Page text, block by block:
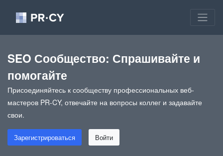
SEO Сообщество: Спрашивайте и
помогайте
Присоединяйтесь к сообществу профессиональных веб-
мастеров PR-CY, отвечайте на вопросы коллег и задавайте
свои.
Зарегистрироваться Войти